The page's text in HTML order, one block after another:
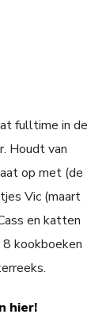
fulltime in de
Houdt van
op met (de
Vic (maart
en katten
8 kookboeken
hier!